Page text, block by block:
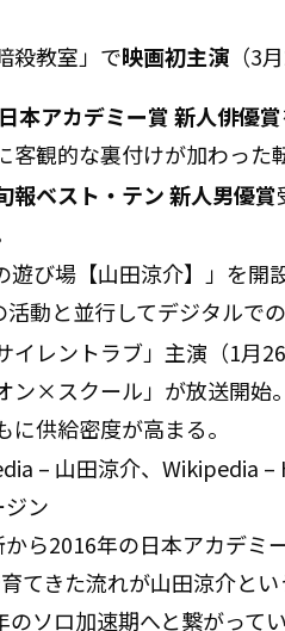
殺教室」で映画初主演 （3
本アカデミー賞 新人俳優賞
客観的な裏付けが加わった
報ベスト・テン 新人男優賞
遊び場【山田涼介】」を
動と並行してデジタルで
イレントラブ」主演（1月
ン×スクール」が放送開始
に供給密度が高まる。
– 山田涼介、 Wikipedia –
ン
ら2016年の日本アカデミ
てきた流れが山田涼介と
のソロ加速期へと繋がって